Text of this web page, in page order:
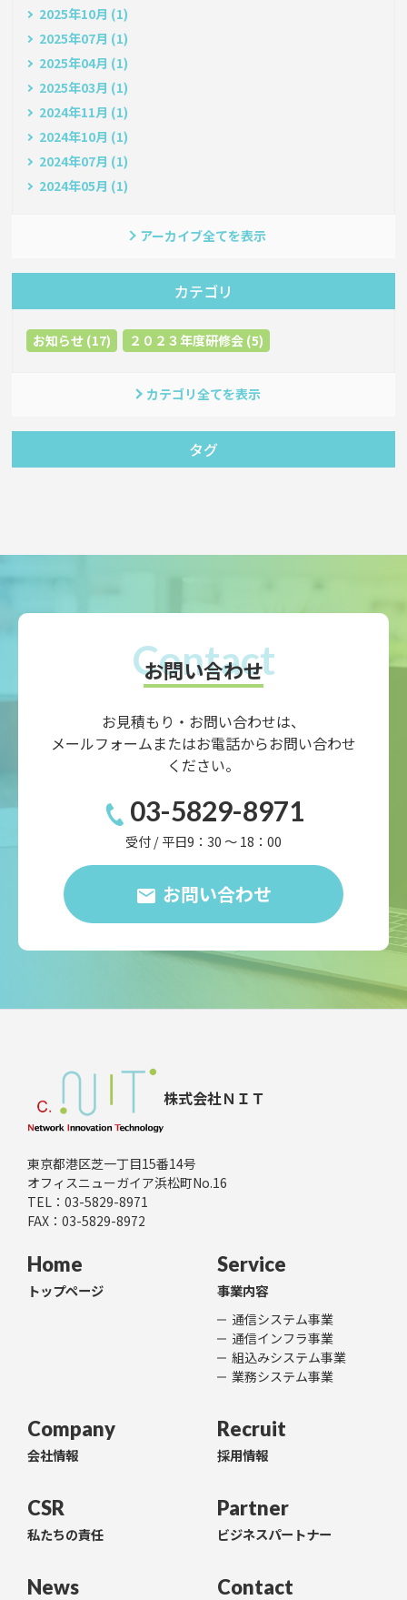
2025年10月 (1)
2025年07月 (1)
2025年04月 (1)
2025年03月 (1)
2024年11月 (1)
2024年10月 (1)
2024年07月 (1)
2024年05月 (1)
アーカイブ全てを表示
カテゴリ
お知らせ (17) ２０２３年度研修会 (5)
カテゴリ全てを表示
タグ
お問い合わせ
お見積もり・お問い合わせは、
メールフォームまたはお電話からお問い合わせ
ください。
03-5829-8971
受付 / 平日9：30 ～ 18：00
お問い合わせ
株式会社ＮＩＴ
東京都港区芝一丁目15番14号
オフィスニューガイア浜松町No.16
TEL： 03-5829-8971
FAX：03-5829-8972
Home
トップページ
Service
事業内容
通信システム事業
通信インフラ事業
組込みシステム事業
業務システム事業
Company
会社情報
Recruit
採用情報
CSR
私たちの責任
Partner
ビジネスパートナー
News Contact